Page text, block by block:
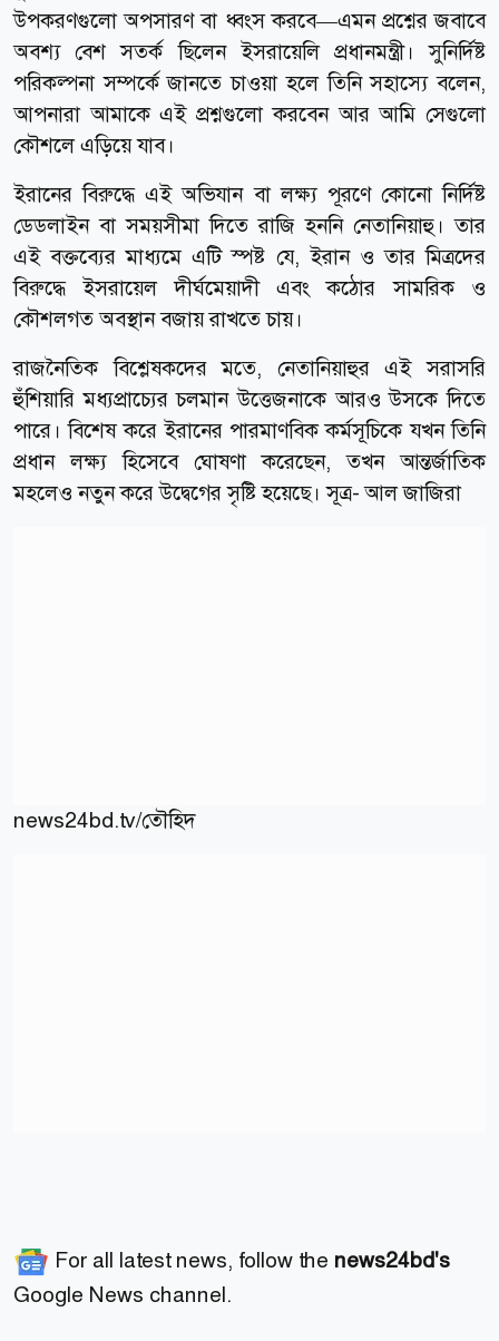
উপকরণগুলো অপসারণ বা ধ্বংস করবে—এমন প্রশ্নের জবাবে
অবশ্য বেশ সতর্ক ছিলেন ইসরায়েলি প্রধানমন্ত্রী। সুনির্দিষ্ট
পরিকল্পনা সম্পর্কে জানতে চাওয়া হলে তিনি সহাস্যে বলেন,
আপনারা আমাকে এই প্রশ্নগুলো করবেন আর আমি সেগুলো
কৌশলে এড়িয়ে যাব।
ইরানের বিরুদ্ধে এই অভিযান বা লক্ষ্য পূরণে কোনো নির্দিষ্ট
ডেডলাইন বা সময়সীমা দিতে রাজি হননি নেতানিয়াহু। তার
এই বক্তব্যের মাধ্যমে এটি স্পষ্ট যে, ইরান ও তার মিত্রদের
বিরুদ্ধে ইসরায়েল দীর্ঘমেয়াদী এবং কঠোর সামরিক ও
কৌশলগত অবস্থান বজায় রাখতে চায়।
রাজনৈতিক বিশ্লেষকদের মতে, নেতানিয়াহুর এই সরাসরি
হুঁশিয়ারি মধ্যপ্রাচ্যের চলমান উত্তেজনাকে আরও উসকে দিতে
পারে। বিশেষ করে ইরানের পারমাণবিক কর্মসূচিকে যখন তিনি
প্রধান লক্ষ্য হিসেবে ঘোষণা করেছেন, তখন আন্তর্জাতিক
মহলেও নতুন করে উদ্বেগের সৃষ্টি হয়েছে। সূত্র- আল জাজিরা
news24bd.tv/তৌহিদ
For all latest news, follow the news24bd's
Google News channel.